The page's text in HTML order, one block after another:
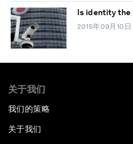
Is identity the
2015年09月10日
关于我们
我们的策略
关于我们